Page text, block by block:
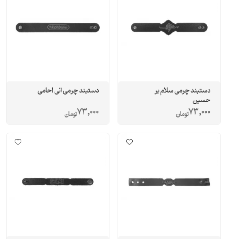
دستبند چرمی سلام بر
حسین
73,000تومان
دستبند چرمی انی احامی
73,000تومان